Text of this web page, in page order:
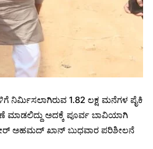
ನಿರ್ಮಿಸಲಾಗಿರುವ 1.82 ಲಕ್ಷ ಮನೆಗಳ ಪೈಕಿ
ಮಾಡಲಿದ್ದು ಅದಕ್ಕೆ ಪೂರ್ವ ಬಾವಿಯಾಗಿ
ಅಹಮದ್ ಖಾನ್ ಬುಧವಾರ ಪರಿಶೀಲನೆ